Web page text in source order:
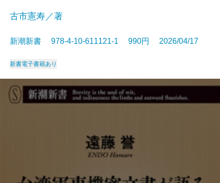
古市憲寿／著
新潮新書 978-4-10-611121-1 990円 2026/04/17
新書電子書籍あり